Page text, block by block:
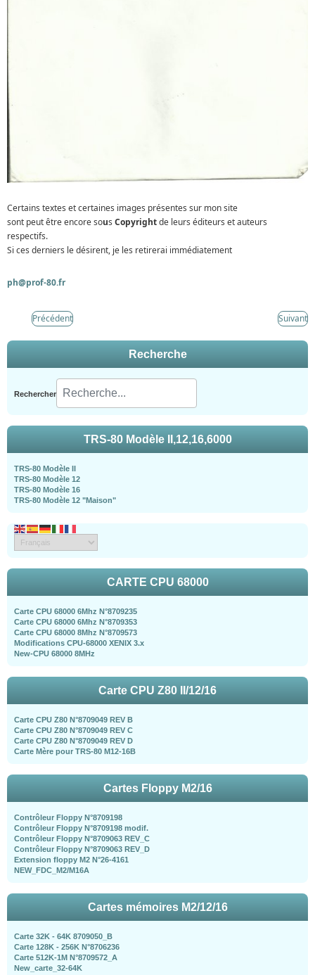
Certains textes et certaines images présentes sur mon site
sont peut être encore sous Copyrightde leurs éditeurs et auteurs
respectifs.
Si ces derniers le désirent, je les retirerai immédiatement
ph@prof-80.fr
Précédent Suivant
Recherche
Rechercher
TRS-80 Modèle II,12,16,6000
TRS-80 Modèle II
TRS-80 Modèle 12
TRS-80 Modèle 16
TRS-80 Modèle 12 "Maison"
CARTE CPU 68000
Carte CPU 68000 6Mhz N°8709235
Carte CPU 68000 6Mhz N°8709353
Carte CPU 68000 8Mhz N°8709573
Modifications CPU-68000 XENIX 3.x
New-CPU 68000 8MHz
Carte CPU Z80 II/12/16
Carte CPU Z80 N°8709049 REV B
Carte CPU Z80 N°8709049 REV C
Carte CPU Z80 N°8709049 REV D
Carte Mère pour TRS-80 M12-16B
Cartes Floppy M2/16
Contrôleur Floppy N°8709198
Contrôleur Floppy N°8709198 modif.
Contrôleur Floppy N°8709063 REV_C
Contrôleur Floppy N°8709063 REV_D
Extension floppy M2 N°26-4161
NEW_FDC_M2/M16A
Cartes mémoires M2/12/16
Carte 32K - 64K 8709050_B
Carte 128K - 256K N°8706236
Carte 512K-1M N°8709572_A
New_carte_32-64K